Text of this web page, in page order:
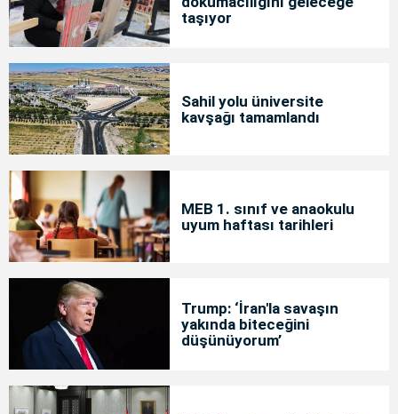
taşıyor
Sahil yolu üniversite
kavşağı tamamlandı
MEB 1. sınıf ve anaokulu
uyum haftası tarihleri
Trump: ‘İran'la savaşın
yakında biteceğini
düşünüyorum’